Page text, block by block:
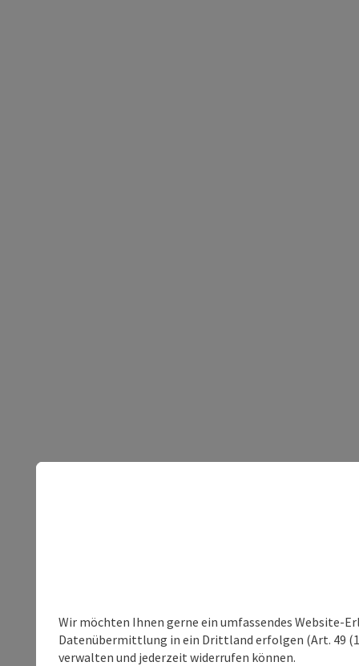
Wir möchten Ihnen gerne ein umfassendes Website-
Datenübermittlung in ein Drittland erfolgen (Art. 49
verwalten und jederzeit widerrufen können.